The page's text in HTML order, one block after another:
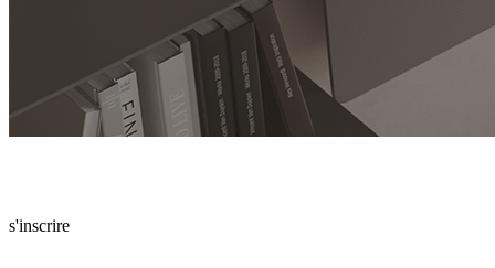
s'inscrire